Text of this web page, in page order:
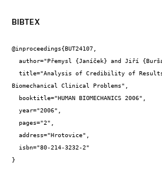
BIBTEX
@inproceedings{BUT24107,
Biomechanical Clinical Problems",
}